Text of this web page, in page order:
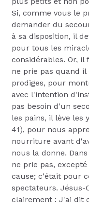
Si, comme vous le
demander du
à sa disposition, il
pour tous les
considérables. Or,
ne prie pas quand
prodiges, pour
avec l'intention
pas besoin d'un
les pains, il lève les
41), pour nous
nourriture avant
nous la donne.
ne prie pas,
cause; c'était pour
spectateurs.
clairement : J'ai dit